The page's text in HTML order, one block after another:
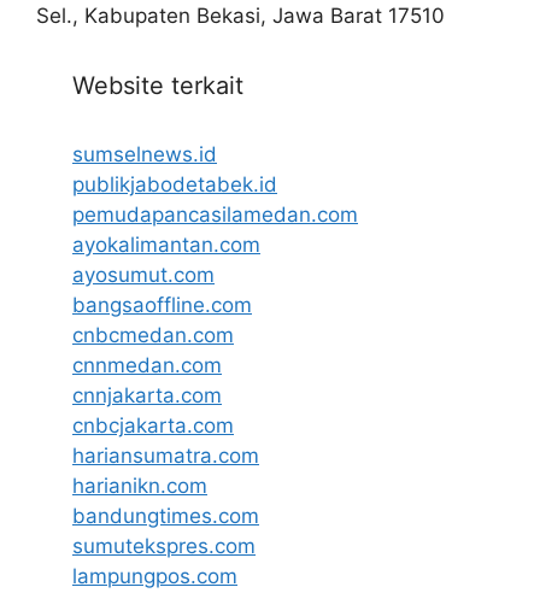
Sel., Kabupaten Bekasi, Jawa Barat 17510
Website terkait
sumselnews.id
publikjabodetabek.id
pemudapancasilamedan.com
ayokalimantan.com
ayosumut.com
bangsaoffline.com
cnbcmedan.com
cnnmedan.com
cnnjakarta.com
cnbcjakarta.com
hariansumatra.com
harianikn.com
bandungtimes.com
sumutekspres.com
lampungpos.com